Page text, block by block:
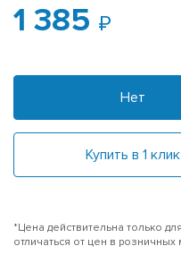
1 385
Нет
Купить в 1 клик
*Цена действительна только
отличаться от цен в розничных